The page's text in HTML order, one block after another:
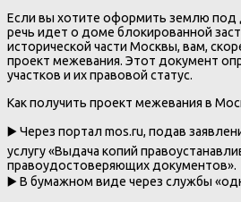
Если вы хотите оформить землю под
речь идет о доме блокированной
исторической части Москвы, вам,
проект межевания. Этот документ
участков и их правовой статус.
Как получить проект межевания в
▶️ Через портал mos.ru, подав
услугу «Выдача копий
правоудостоверяющих документов».
▶️ В бумажном виде через службы